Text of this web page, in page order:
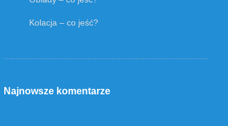
Kolacja – co jeść?
Najnowsze komentarze